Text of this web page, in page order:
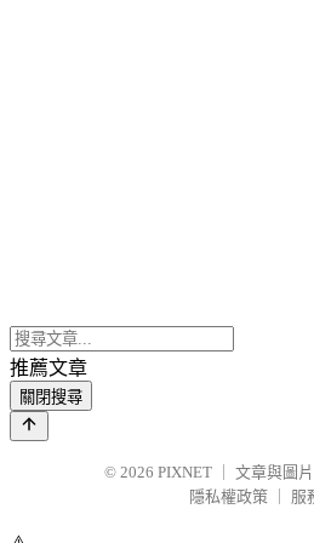
推薦文章
關閉搜尋
© 2026 PIXNET
文章與圖
隱私權政策
服